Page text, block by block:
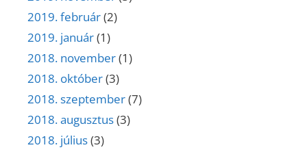
2019. február(2)
2019. január(1)
2018. november(1)
2018. október(3)
2018. szeptember(7)
2018. augusztus(3)
2018. július(3)